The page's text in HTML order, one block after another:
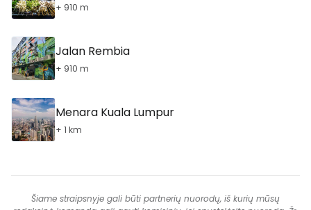
+ 910 m
Jalan Rembia
+ 910 m
Menara Kuala Lumpur
+ 1 km
Šiame straipsnyje gali būti partnerių nuorodų, iš kurių mūsų